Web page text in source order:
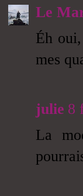
Le
Éh
mes
julie 8
La